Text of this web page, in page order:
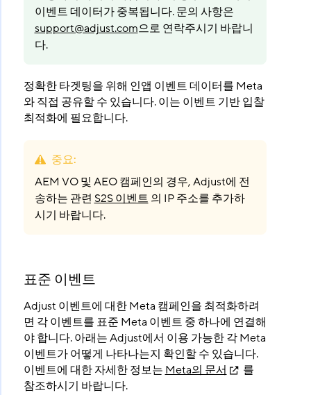
이벤트 데이터가 중복됩니다. 문의 사항은
support@adjust.com으로 연락주시기 바랍니
다.
정확한 타겟팅을 위해 인앱 이벤트 데이터를 Meta
와 직접 공유할 수 있습니다. 이는 이벤트 기반 입찰
최적화에 필요합니다.
중요:
AEM VO 및 AEO 캠페인의 경우, Adjust에 전
송하는 관련 S2S 이벤트 의 IP 주소를 추가하
시기 바랍니다.
표준 이벤트
Adjust 이벤트에 대한 Meta 캠페인을 최적화하려
면 각 이벤트를 표준 Meta 이벤트 중 하나에 연결해
야 합니다. 아래는 Adjust에서 이용 가능한 각 Meta
이벤트가 어떻게 나타나는지 확인할 수 있습니다.
이벤트에 대한 자세한 정보는 Meta의 문서
를
참조하시기 바랍니다.